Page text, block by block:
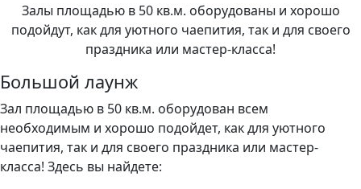
Залы площадью в 50 кв.м. оборудованы и хорошо
подойдут, как для уютного чаепития, так и для своего
праздника или мастер-класса!
Большой лаунж
Зал площадью в 50 кв.м. оборудован всем
необходимым и хорошо подойдет, как для уютного
чаепития, так и для своего праздника или мастер-
класса! Здесь вы найдете: